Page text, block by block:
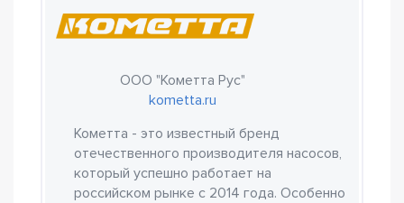
ООО "Кометта Рус"
kometta.ru
Кометта - это известный бренд
отечественного производителя насосов,
который успешно работает на
российском рынке с 2014 года. Особенно